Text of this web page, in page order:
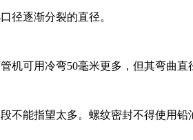
逐渐分裂的直径。
可用冷弯50毫米更多，但其弯曲直
能指望太多。螺纹密封不得使用铅